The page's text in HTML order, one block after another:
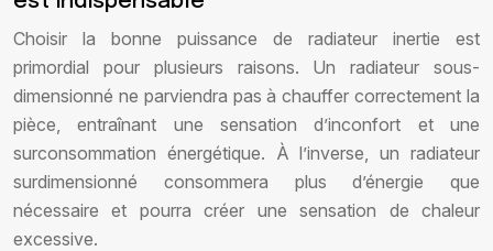
Choisir la bonne puissance de radiateur inertie est
primordial pour plusieurs raisons. Un radiateur sous-
dimensionné ne parviendra pas à chauffer correctement la
pièce, entraînant une sensation d’inconfort et une
surconsommation énergétique. À l’inverse, un radiateur
surdimensionné consommera plus d’énergie que
nécessaire et pourra créer une sensation de chaleur
excessive.